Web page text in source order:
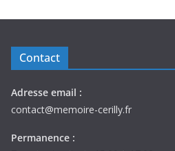
Contact
Adresse email :
contact@memoire-cerilly.fr
Permanence :